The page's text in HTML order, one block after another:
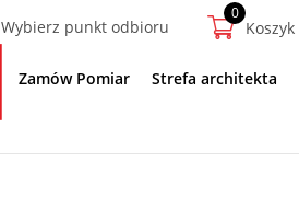
Wybierz punkt odbioru Koszyk
Zamów Pomiar Strefa architekta